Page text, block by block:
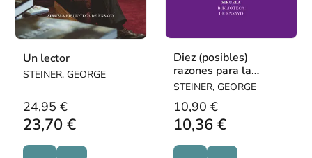
Un lector
STEINER, GEORGE
24,95 €
23,70 €
Diez (posibles)
razones para la
tristeza del
STEINER, GEORGE
10,90 €
10,36 €